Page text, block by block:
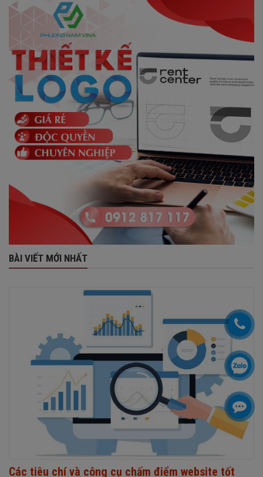
BÀI VIẾT MỚI NHẤT
Các tiêu chí và công cụ chấm điểm website tốt